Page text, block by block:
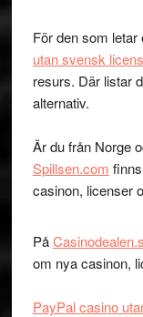
För den som letar
utan svensk licens
resurs. Där listar
alternativ.
Är du från Norge
Spillsen.com
casinon, licenser
På
om nya casinon,
PayPal casino